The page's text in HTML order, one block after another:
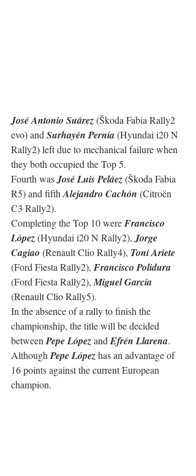
José Antonio Suárez (Škoda Fabia Rally2
evo) and Surhayén Pernía (Hyundai i20 N
Rally2) left due to mechanical failure when
they both occupied the Top 5.
Fourth was José Luis Peláez (Škoda Fabia
R5) and fifth Alejandro Cachón (Citroën
C3 Rally2).
Completing the Top 10 were Francisco
López (Hyundai i20 N Rally2), Jorge
Cagiao (Renault Clio Rally4), Toni Ariete
(Ford Fiesta Rally2), Francisco Polidura
(Ford Fiesta Rally2), Miguel García
(Renault Clio Rally5).
In the absence of a rally to finish the
championship, the title will be decided
between Pepe López and Efrén Llarena.
Although Pepe López has an advantage of
16 points against the current European
champion.